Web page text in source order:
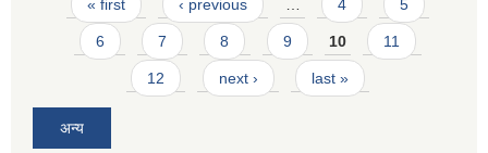
« first ‹ previous 4 5
6 7 8 9 10 11
12 next › last »
अन्य